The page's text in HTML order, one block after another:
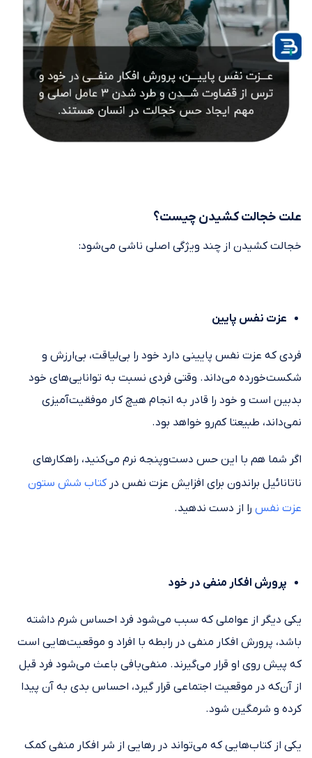
علت خجالت کشیدن چیست؟
خجالت کشیدن از چند ویژگی اصلی ناشی می‌شود:
عزت نفس پایین
فردی که عزت نفس پایینی دارد خود را بی‌لیاقت، بی‌ارزش و
شکست‌خورده می‌داند. وقتی فردی نسبت به توانایی‌های خود
بدبین است و خود را قادر به انجام هیچ کار موفقیت‌آمیزی
نمی‌داند، طبیعتا کم‌رو خواهد بود.
اگر شما هم با این حس دست‌وپنجه نرم می‌کنید، راهکارهای
ناتانائیل براندون برای افزایش عزت نفس درکتاب شش ستون
عزت نفس را از دست ندهید.
پرورش افکار منفی در خود
یکی دیگر از عواملی که سبب می‌شود فرد احساس شرم داشته
باشد، پرورش افکار منفی در رابطه با افراد و موقعیت‌هایی است
که پیش روی او قرار می‌گیرند. منفی‌بافی باعث می‌شود فرد قبل
از آن‌که در موقعیت‌ اجتماعی قرار گیرد، احساس بدی به آن پیدا
کرده و شرمگین شود.
یکی از کتاب‌هایی که می‌تواند در رهایی از شر افکار منفی کمک